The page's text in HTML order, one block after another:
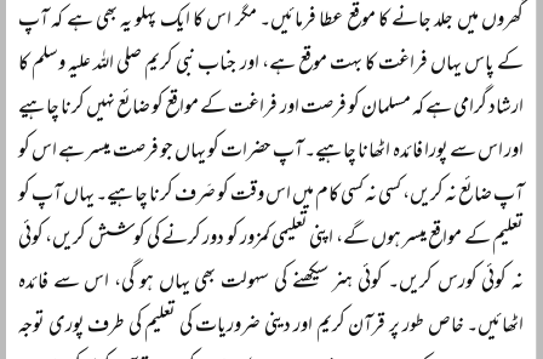
گھروں میں جلد جانے کا موقع عطا فرمائیں۔ مگر اس کا ایک پہلو یہ بھی ہے کہ آپ
کے پاس یہاں فراغت کا بہت موقع ہے، اور جناب نبی کریم صلی اللہ علیہ وسلم کا
ارشاد گرامی ہے کہ مسلمان کو فرصت اور فراغت کے مواقع کو ضائع نہیں کرنا چاہیے
اور اس سے پورا فائدہ اٹھانا چاہیے۔ آپ حضرات کو یہاں جو فرصت میسر ہے اس کو
آپ ضائع نہ کریں، کسی نہ کسی کام میں اس وقت کو صَرف کرنا چاہیے۔ یہاں آپ کو
تعلیم کے مواقع میسر ہوں گے، اپنی تعلیمی کمزور کو دور کرنے کی کوشش کریں، کوئی
نہ کوئی کورس کریں۔ کوئی ہنر سیکھنے کی سہولت بھی یہاں ہو گی، اس سے فائدہ
اٹھائیں۔ خاص طور پر قرآن کریم اور دینی ضروریات کی تعلیم کی طرف پوری توجہ